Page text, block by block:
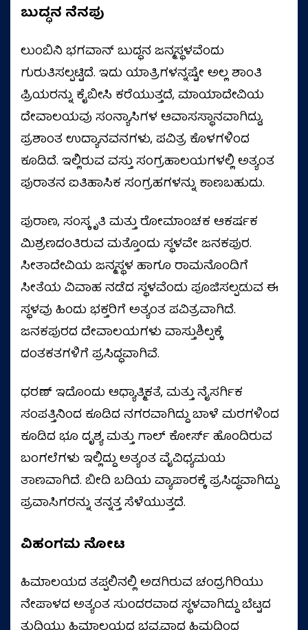
ಬುದ್ಧನ ನೆನಪು
ಲುಂಬಿನಿ ಭಗವಾನ್ ಬುದ್ಧನ ಜನ್ಮಸ್ಥಳವೆಂದು
ಗುರುತಿಸಲ್ಪಟ್ಟಿದೆ. ಇದು ಯಾತ್ರಿಗಳನ್ನಷ್ಟೇ ಅಲ್ಲ ಶಾಂತಿ
ಪ್ರಿಯರನ್ನು ಕೈಬೀಸಿ ಕರೆಯುತ್ತದೆ, ಮಾಯಾದೇವಿಯ
ದೇವಾಲಯವು ಸಂನ್ಯಾಸಿಗಳ ಆವಾಸಸ್ಥಾನವಾಗಿದ್ದು,
ಪ್ರಶಾಂತ ಉದ್ಯಾನವನಗಳು, ಪವಿತ್ರ ಕೊಳಗಳಿಂದ
ಕೂಡಿದೆ. ಇಲ್ಲಿರುವ ವಸ್ತು ಸಂಗ್ರಹಾಲಯಗಳಲ್ಲಿ ಅತ್ಯಂತ
ಪುರಾತನ ಐತಿಹಾಸಿಕ ಸಂಗ್ರಹಗಳನ್ನು ಕಾಣಬಹುದು.
ಪುರಾಣ, ಸಂಸ್ಕೃತಿ ಮತ್ತು ರೋಮಾಂಚಕ ಆಕರ್ಷಕ
ಮಿಶ್ರಣದಂತಿರುವ ಮತ್ತೊಂದು ಸ್ಥಳವೇ ಜನಕಪುರ.
ಸೀತಾದೇವಿಯ ಜನ್ಮಸ್ಥಳ ಹಾಗೂ ರಾಮನೊಂದಿಗೆ
ಸೀತೆಯ ವಿವಾಹ ನಡೆದ ಸ್ಥಳವೆಂದು ಪೂಜಿಸಲ್ಪಡುವ ಈ
ಸ್ಥಳವು ಹಿಂದು ಭಕ್ತರಿಗೆ ಅತ್ಯಂತ ಪವಿತ್ರವಾಗಿದೆ.
ಜನಕಪುರದ ದೇವಾಲಯಗಳು ವಾಸ್ತುಶಿಲ್ಪಕ್ಕೆ
ದಂತಕತಗಳಿಗೆ ಪ್ರಸಿದ್ಧವಾಗಿವೆ.
ಧರಣ್ ಇದೊಂದು ಆಧ್ಯಾತ್ಮಿಕತೆ, ಮತ್ತು ನೈಸರ್ಗಿಕ
ಸಂಪತ್ತಿನಿಂದ ಕೂಡಿದ ನಗರವಾಗಿದ್ದು ಬಾಳೆ ಮರಗಳಿಂದ
ಕೂಡಿದ ಭೂ ದೃಶ್ಯ ಮತ್ತು ಗಾಲ್ ಕೋರ್ಸ್ ಹೊಂದಿರುವ
ಬಂಗಲೆಗಳು ಇಲ್ಲಿದ್ದು ಅತ್ಯಂತ ವೈವಿಧ್ಯಮಯ
ತಾಣವಾಗಿದೆ. ಬೀದಿ ಬದಿಯ ವ್ಯಾಪಾರಕ್ಕೆ ಪ್ರಸಿದ್ಧವಾಗಿದ್ದು
ಪ್ರವಾಸಿಗರನ್ನು ತನ್ನತ್ತ ಸೆಳೆಯುತ್ತದೆ.
ವಿಹಂಗಮ ನೋಟ
ಹಿಮಾಲಯದ ತಪ್ಪಲಿನಲ್ಲಿ ಅಡಗಿರುವ ಚಂದ್ರಗಿರಿಯು
ನೇಪಾಳದ ಅತ್ಯಂತ ಸುಂದರವಾದ ಸ್ಥಳವಾಗಿದ್ದು ಬೆಟ್ಟದ